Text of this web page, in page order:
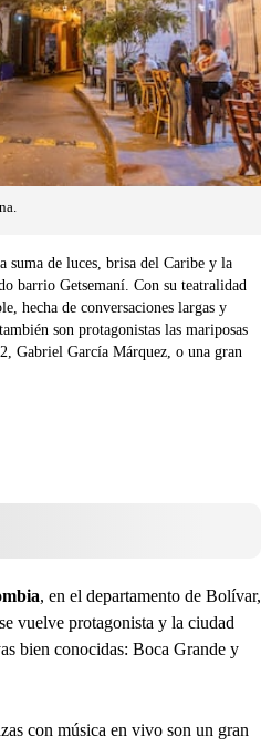
suma de luces, brisa del Caribe y la
barrio Getsemaní. Con su teatralidad
hecha de conversaciones largas y
son protagonistas las mariposas
Gabriel García Márquez, o una gran
, en el departamento de Bolívar,
vuelve protagonista y la ciudad
bien conocidas: Boca Grande y
con música en vivo son un gran